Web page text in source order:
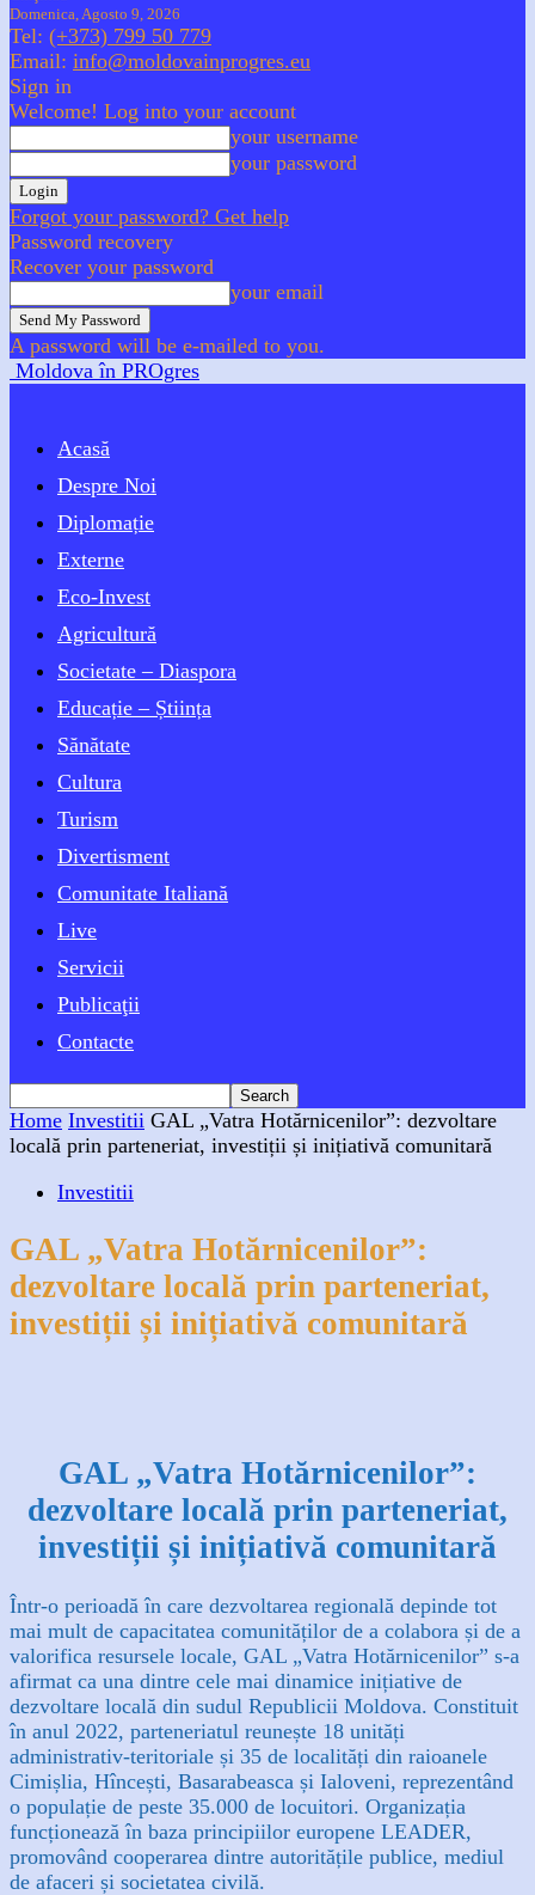
Domenica, Agosto 9, 2026
Tel: (+373) 799 50 779
Email: info@moldovainprogres.eu
Sign in
Welcome! Log into your account
your username
your password
Forgot your password? Get help
Password recovery
Recover your password
your email
A password will be e-mailed to you.
Moldova în PROgres
Acasă
Despre Noi
Diplomație
Externe
Eco-Invest
Agricultură
Societate – Diaspora
Educație – Știința
Sănătate
Cultura
Turism
Divertisment
Comunitate Italiană
Live
Servicii
Publicaţii
Contacte
Home Investitii GAL „Vatra Hotărnicenilor”: dezvoltare
locală prin parteneriat, investiții și inițiativă comunitară
Investitii
GAL „Vatra Hotărnicenilor”:
dezvoltare locală prin parteneriat,
investiții și inițiativă comunitară
GAL „Vatra Hotărnicenilor”:
dezvoltare locală prin parteneriat,
investiții și inițiativă comunitară
Într-o perioadă în care dezvoltarea regională depinde tot
mai mult de capacitatea comunităților de a colabora și de a
valorifica resursele locale, GAL „Vatra Hotărnicenilor” s-a
afirmat ca una dintre cele mai dinamice inițiative de
dezvoltare locală din sudul Republicii Moldova. Constituit
în anul 2022, parteneriatul reunește 18 unități
administrativ-teritoriale și 35 de localități din raioanele
Cimișlia, Hîncești, Basarabeasca și Ialoveni, reprezentând
o populație de peste 35.000 de locuitori. Organizația
funcționează în baza principiilor europene LEADER,
promovând cooperarea dintre autoritățile publice, mediul
de afaceri și societatea civilă.